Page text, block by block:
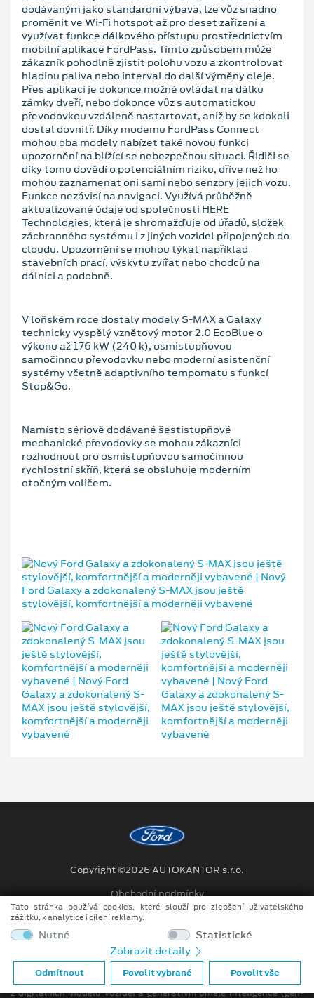
dodávaným jako standardní výbava, lze vůz snadno
proměnit ve Wi-Fi hotspot až pro deset zařízení a
využívat funkce dálkového přístupu prostřednictvím
mobilní aplikace FordPass. Tímto způsobem může
zákazník pohodlně zjistit polohu vozu a zkontrolovat
hladinu paliva nebo interval do další výměny oleje.
Přes aplikaci je dokonce možné ovládat na dálku
zámky dveří, nebo dokonce vůz s automatickou
převodovkou vzdáleně nastartovat, aniž by se kdokoli
dostal dovnitř. Díky modemu FordPass Connect
mohou oba modely nabízet také novou funkci
upozornění na blížící se nebezpečnou situaci. Řidiči se
díky tomu dovědí o potenciálním riziku, dříve než ho
mohou zaznamenat oni sami nebo senzory jejich vozu.
Funkce nezávisí na navigaci. Využívá průběžně
aktualizované údaje od společnosti HERE
Technologies, která je shromažďuje od úřadů, složek
záchranného systému i z jiných vozidel připojených do
cloudu. Upozornění se mohou týkat například
stavebních prací, výskytu zvířat nebo chodců na
dálnici a podobně.
V loňském roce dostaly modely S-MAX a Galaxy
technicky vyspělý vznětový motor 2.0 EcoBlue o
výkonu až 176 kW (240 k), osmistupňovou
samočinnou převodovku nebo moderní asistenční
systémy včetně adaptivního tempomatu s funkcí
Stop&Go.
Namísto sériově dodávané šestistupňové
mechanické převodovky se mohou zákazníci
rozhodnout pro osmistupňovou samočinnou
rychlostní skříň, která se obsluhuje moderním
otočným voličem.
Copyright ©2026 AUTOKANTOR s.r.o.
Obchodní podmínky
Ochrana osobních údajů
Prohlášení o zpracování údajů konečných zákazníků
Při tvorbě videí a obrázků na tomto webu je využíváno kombinace
tradičních fotografií či videí, počítačem generovaných snímků (CGI)
z digitálních modelů vozidel a generativní umělé inteligence (gen-
Tato stránka používá cookies, které slouží pro zlepšení uživatelského
zážitku, k analytice i cílení reklamy.
Nutné
Statistické
Zobrazit detaily
Odmítnout Povolit vybrané Povolit vše